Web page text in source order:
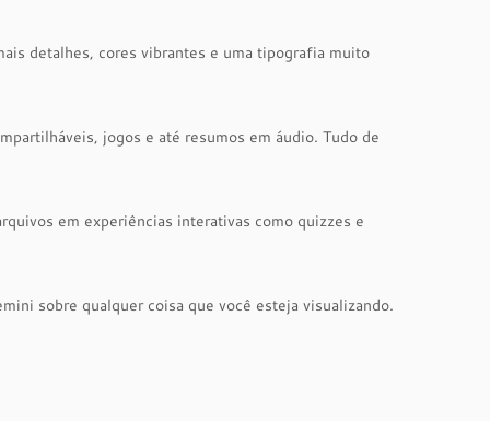
detalhes, cores vibrantes e uma tipografia muito
jogos e até resumos em áudio. Tudo de
em experiências interativas como quizzes e
sobre qualquer coisa que você esteja visualizando.